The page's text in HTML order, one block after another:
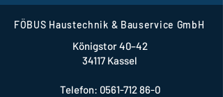
FÖBUS Haustechnik & Bauservice GmbH
Königstor 40–42
34117 Kassel
Telefon: 0561-712 86-0